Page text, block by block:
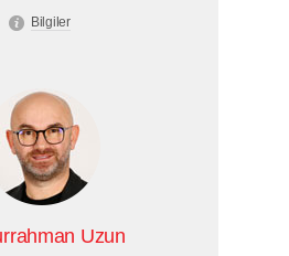
Bilgiler
Uzun